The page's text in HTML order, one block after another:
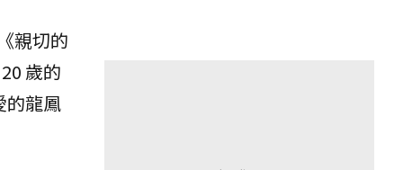
親切的
歲的
的龍鳳